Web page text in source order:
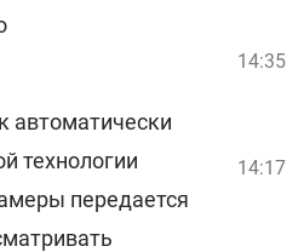
автоматически
технологии
передается
14:35
14:17